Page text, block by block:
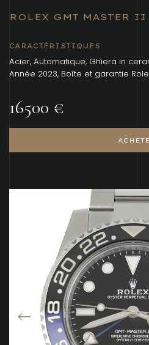
ROLEX GMT MASTER II
CARACTÉRISTIQUES
Acier, Automatique, Ghiera in
Année 2023, Boîte et garantie
16500 €